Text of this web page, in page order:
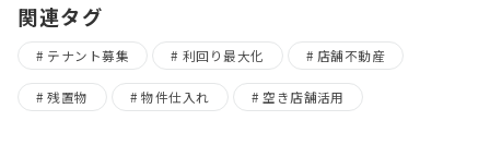
関連タグ
テナント募集 利回り最大化 店舗不動産
残置物 物件仕入れ 空き店舗活用